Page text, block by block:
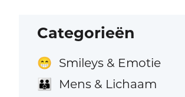
Categorieën
😁 Smileys & Emotie
👪 Mens & Lichaam